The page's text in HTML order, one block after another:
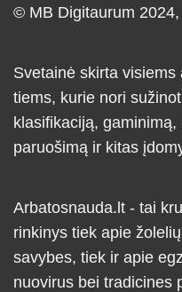
© MB Digitaurum 2024,
Svetainė skirta
tiems, kurie nori
klasifikaciją,
paruošimą ir kitas
Arbatosnauda.lt - tai
rinkinys tiek apie
savybes, tiek ir apie
nuovirus bei tradicines